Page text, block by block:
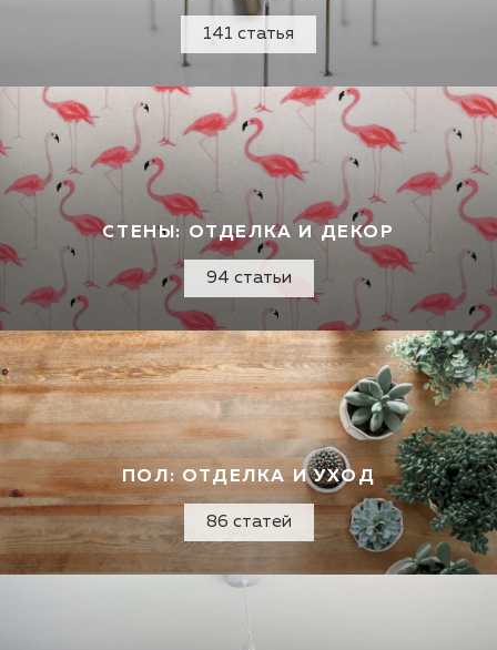
141 статья
СТЕНЫ: ОТДЕЛКА И ДЕКОР
94 статьи
ПОЛ: ОТДЕЛКА И УХОД
86 статей